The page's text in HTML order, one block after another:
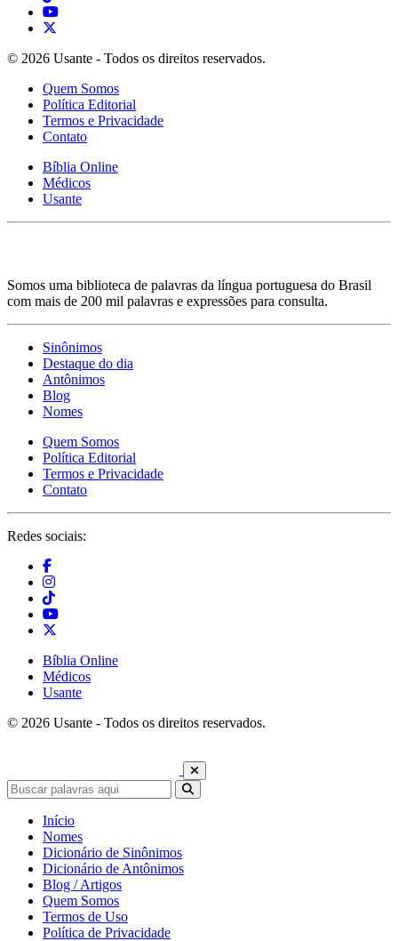
© 2026 Usante - Todos os direitos reservados.
Quem Somos
Política Editorial
Termos e Privacidade
Contato
Bíblia Online
Médicos
Usante
Somos uma biblioteca de palavras da língua portuguesa do Brasil
com mais de 200 mil palavras e expressões para consulta.
Sinônimos
Destaque do dia
Antônimos
Blog
Nomes
Quem Somos
Política Editorial
Termos e Privacidade
Contato
Redes sociais:
Bíblia Online
Médicos
Usante
© 2026 Usante - Todos os direitos reservados.
Início
Nomes
Dicionário de Sinônimos
Dicionário de Antônimos
Blog / Artigos
Quem Somos
Termos de Uso
Política de Privacidade